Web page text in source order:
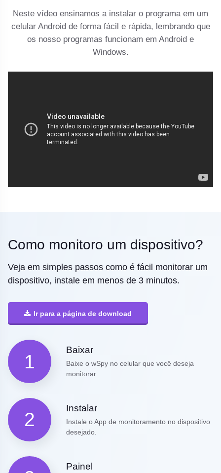
Neste vídeo ensinamos a instalar o programa em um
celular Android de forma fácil e rápida, lembrando que
os nosso programas funcionam em Android e
Windows.
Como monitoro um dispositivo?
Veja em simples passos como é fácil monitorar um
dispositivo, instale em menos de 3 minutos.
Ir para a página de download
1
Baixar
Baixe o wSpy no celular que você deseja
monitorar
2
Instalar
Instale o App de monitoramento no dispositivo
desejado.
Painel